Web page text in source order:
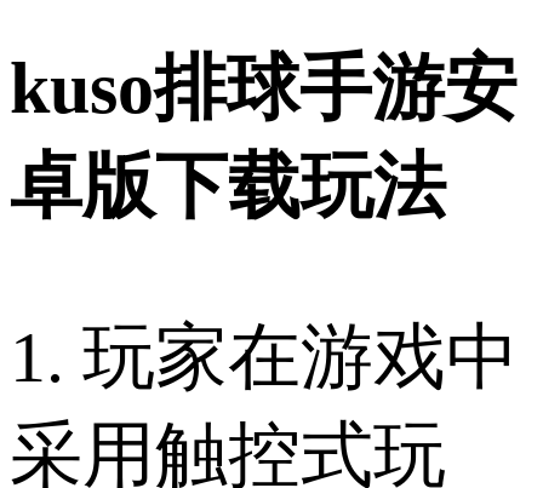
kuso排球手游安
卓版下载玩法
1. 玩家在游戏中
采用触控式玩